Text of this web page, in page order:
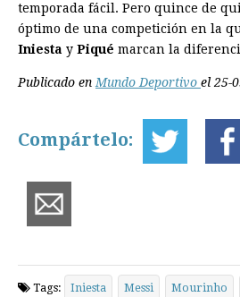
temporada fácil. Pero quince de
óptimo de una competición en la
Iniesta y Piqué marcan la
Publicado en Mundo Deportivo el 25-
Compártelo:
Tags: Iniesta Messi Mourinho